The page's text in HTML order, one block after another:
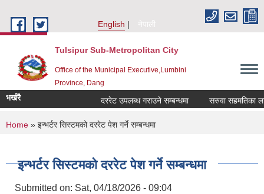
English
नेपाली
Tulsipur Sub-Metropolitan City
Office of the Municipal Executive,Lumbini
Province, Dang
भर्खरै दररेट उपलब्ध गराउने सम्बन्धमा सरुवा सहमतिका
You are here
Home » इन्भर्टर सिस्टमको दररेट पेश गर्ने सम्बन्धमा
इन्भर्टर सिस्टमको दररेट पेश गर्ने सम्बन्धमा
Submitted on: Sat, 04/18/2026 - 09:04